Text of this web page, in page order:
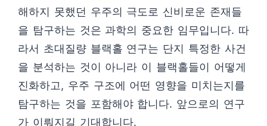
해하지 못했던 우주의 극도로 신비로운 존재들
을 탐구하는 것은 과학의 중요한 임무입니다. 따
라서 초대질량 블랙홀 연구는 단지 특정한 사건
을 분석하는 것이 아니라 이 블랙홀들이 어떻게
진화하고, 우주 구조에 어떤 영향을 미치는지를
탐구하는 것을 포함해야 합니다. 앞으로의 연구
가 이뤄지길 기대합니다.